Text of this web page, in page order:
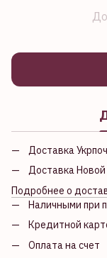
Доставка
Доставка Новой
Подробнее о
Наличными при
Кредитной
Оплата на счет